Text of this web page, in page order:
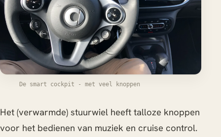
De smart cockpit - met veel knoppen
Het (verwarmde) stuurwiel heeft talloze knoppen
voor het bedienen van muziek en cruise control.